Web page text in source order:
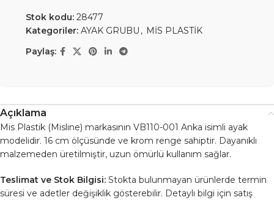
Stok kodu: 28477
Kategoriler: AYAK GRUBU , MİS PLASTİK
Paylaş:
Açıklama
Mis Plastik (Misline) markasının VB110-001 Anka isimli ayak
modelidir. 16 cm ölçüsünde ve krom renge sahiptir. Dayanıklı
malzemeden üretilmiştir, uzun ömürlü kullanım sağlar.
Teslimat ve Stok Bilgisi: Stokta bulunmayan ürünlerde termin
süresi ve adetler değişiklik gösterebilir. Detaylı bilgi için satış